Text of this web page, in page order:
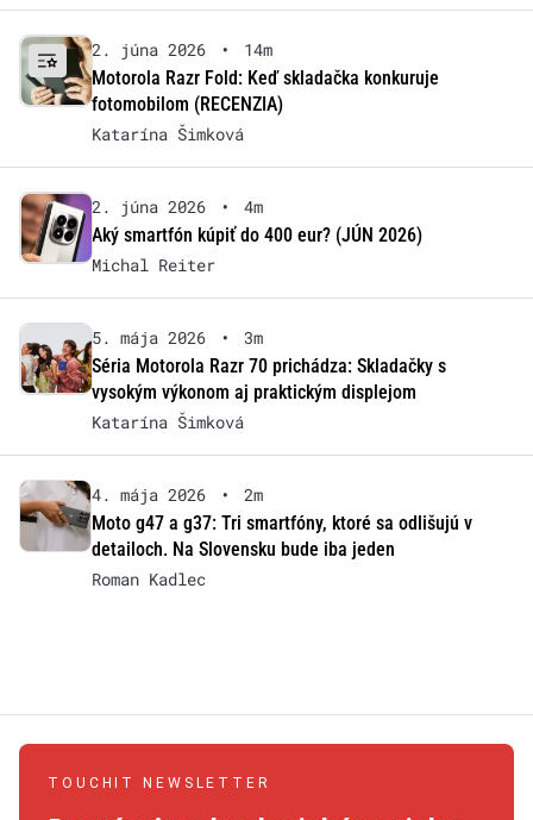
2. júna 2026 •
14m
Motorola Razr Fold: Keď skladačka konkuruje
fotomobilom (RECENZIA)
Katarína Šimková
2. júna 2026 •
4m
Aký smartfón kúpiť do 400 eur? (JÚN 2026)
Michal Reiter
5. mája 2026 •
3m
Séria Motorola Razr 70 prichádza: Skladačky s
vysokým výkonom aj praktickým displejom
Katarína Šimková
4. mája 2026 •
2m
Moto g47 a g37: Tri smartfóny, ktoré sa odlišujú v
detailoch. Na Slovensku bude iba jeden
Roman Kadlec
TOUCHIT NEWSLETTER